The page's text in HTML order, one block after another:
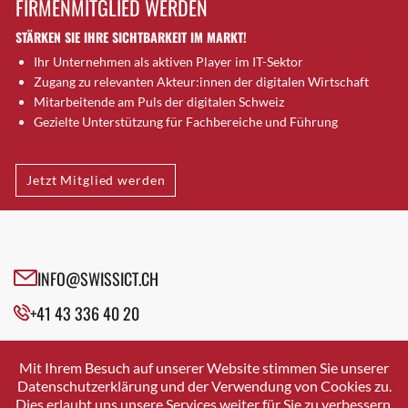
Brugg AG
Brütten
Bubendorf
Bubikon
Buchs (SG)
Bäretswil
Bülach
Cazis
Crissier
Davos Platz
Dierikon
Dietikon
FIRMENMITGLIED WERDEN
STÄRKEN SIE IHRE SICHTBARKEIT IM MARKT!
Ihr Unternehmen als aktiven Player im IT-Sektor
Zugang zu relevanten Akteur:innen der digitalen Wirtschaft
Mitarbeitende am Puls der digitalen Schweiz
Gezielte Unterstützung für Fachbereiche und Führung
Jetzt Mitglied werden
INFO@SWISSICT.CH
+41 43 336 40 20
SWISSICT
VULKANSTRASSE 120
8048 ZURICH
Mit Ihrem Besuch auf unserer Website stimmen Sie unserer
Datenschutzerklärung und der Verwendung von Cookies zu.
Dies erlaubt uns unsere Services weiter für Sie zu verbessern.